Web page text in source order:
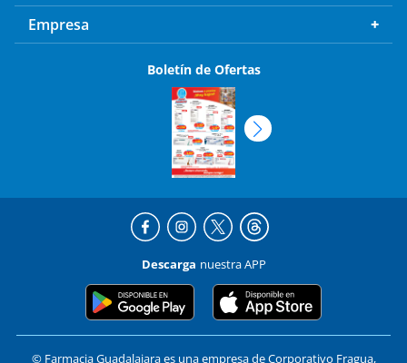
Empresa
Boletín de Ofertas
Descarga nuestra APP
© Farmacia Guadalajara es una empresa de Corporativo Fragua,